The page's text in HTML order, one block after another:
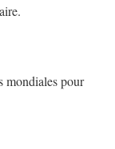
mondiales pour